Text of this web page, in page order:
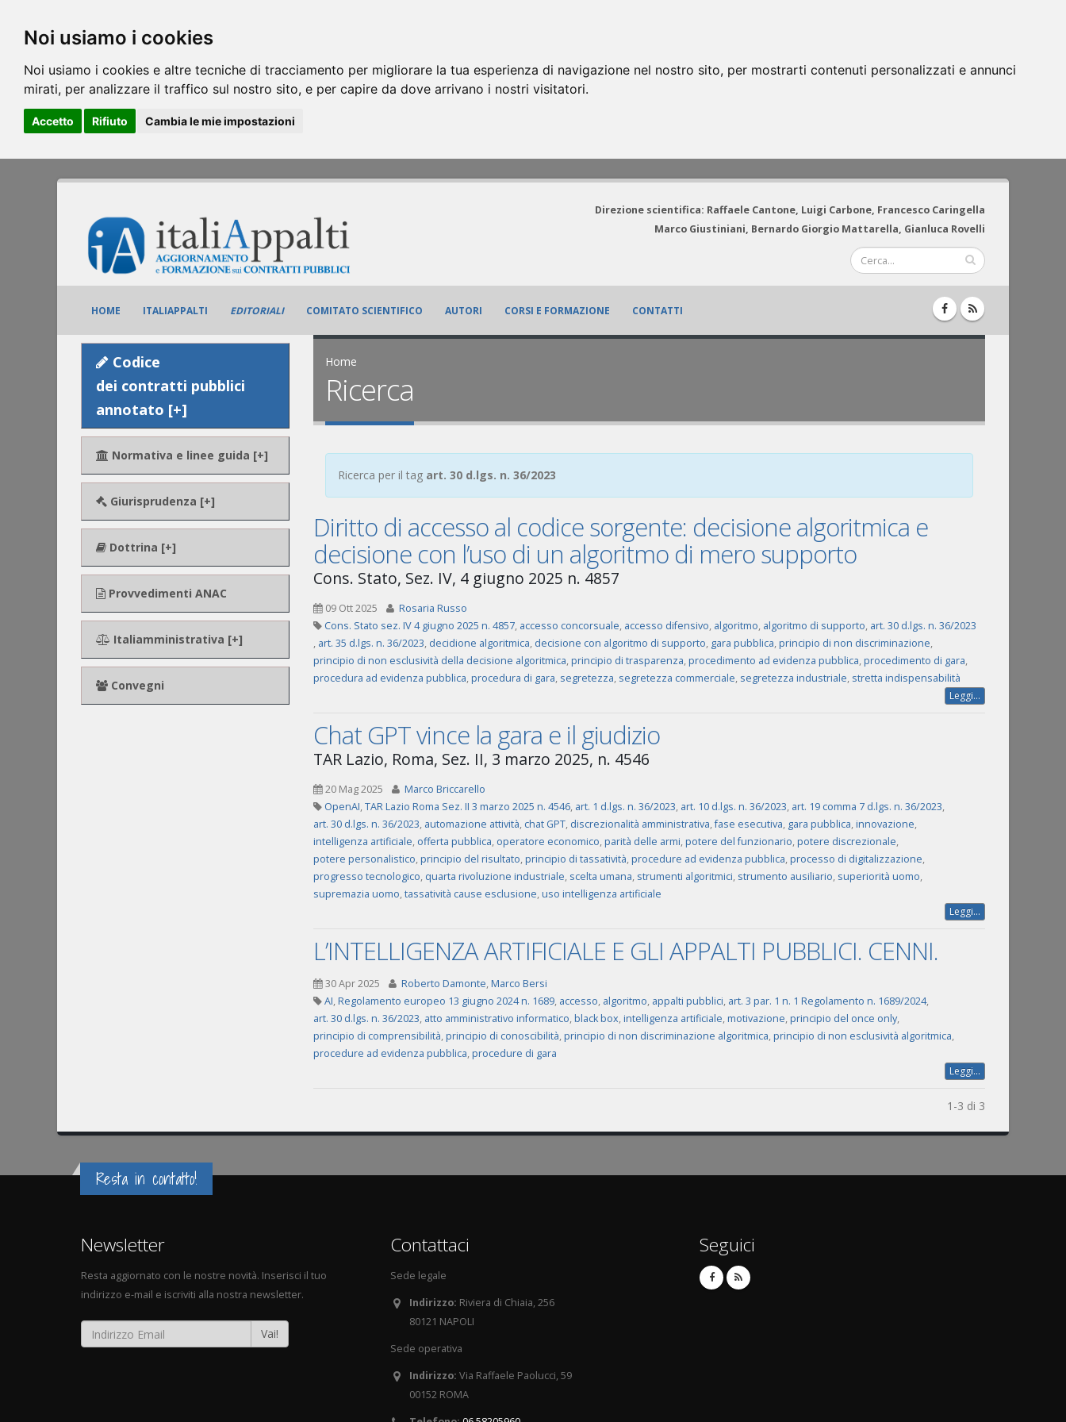
Noi usiamo i cookies
Noi usiamo i cookies e altre tecniche di tracciamento per migliorare la tua esperienza di navigazione nel nostro sito, per mostrarti contenuti personalizzati e annunci
mirati, per analizzare il traffico sul nostro sito, e per capire da dove arrivano i nostri visitatori.
Accetto Rifiuto Cambia le mie impostazioni
Direzione scientifica: Raffaele Cantone, Luigi Carbone, Francesco Caringella
Marco Giustiniani, Bernardo Giorgio Mattarella, Gianluca Rovelli
HOME ITALIAPPALTI EDITORIALI COMITATO SCIENTIFICO AUTORI CORSI E FORMAZIONE CONTATTI
Codice
dei contratti pubblici
annotato [+]
Normativa e linee guida [+]
Giurisprudenza [+]
Dottrina [+]
Provvedimenti ANAC
Italiamministrativa [+]
Convegni
Home
Ricerca
Ricerca per il tag art. 30 d.lgs. n. 36/2023
Diritto di accesso al codice sorgente: decisione algoritmica e
decisione con l’uso di un algoritmo di mero supporto
Cons. Stato, Sez. IV, 4 giugno 2025 n. 4857
09 Ott 2025
Rosaria Russo
Cons. Stato sez. IV 4 giugno 2025 n. 4857, accesso concorsuale, accesso difensivo, algoritmo, algoritmo di supporto, art. 30 d.lgs. n. 36/2023
, art. 35 d.lgs. n. 36/2023, decidione algoritmica, decisione con algoritmo di supporto, gara pubblica,principio di non discriminazione,
principio di non esclusività della decisione algoritmica,principio di trasparenza,procedimento ad evidenza pubblica,procedimento di gara,
procedura ad evidenza pubblica,procedura di gara, segretezza, segretezza commerciale, segretezza industriale, stretta indispensabilità
Leggi...
Chat GPT vince la gara e il giudizio
TAR Lazio, Roma, Sez. II, 3 marzo 2025, n. 4546
20 Mag 2025
Marco Briccarello
OpenAI,TAR Lazio Roma Sez. II 3 marzo 2025 n. 4546, art. 1 d.lgs. n. 36/2023, art. 10 d.lgs. n. 36/2023, art. 19 comma 7 d.lgs. n. 36/2023,
art. 30 d.lgs. n. 36/2023, automazione attività, chat GPT, discrezionalità amministrativa,fase esecutiva, gara pubblica,innovazione,
intelligenza artificiale, offerta pubblica, operatore economico,parità delle armi,potere del funzionario,potere discrezionale,
potere personalistico,principio del risultato,principio di tassatività,procedure ad evidenza pubblica,processo di digitalizzazione,
progresso tecnologico, quarta rivoluzione industriale, scelta umana, strumenti algoritmici, strumento ausiliario, superiorità uomo,
supremazia uomo,tassatività cause esclusione,uso intelligenza artificiale
Leggi...
L’INTELLIGENZA ARTIFICIALE E GLI APPALTI PUBBLICI. CENNI.
30 Apr 2025 Roberto Damonte,Marco Bersi
AI,Regolamento europeo 13 giugno 2024 n. 1689, accesso, algoritmo, appalti pubblici, art. 3 par. 1 n. 1 Regolamento n. 1689/2024,
art. 30 d.lgs. n. 36/2023, atto amministrativo informatico,black box,intelligenza artificiale,motivazione,principio del once only,
principio di comprensibilità,principio di conoscibilità,principio di non discriminazione algoritmica,principio di non esclusività algoritmica,
procedure ad evidenza pubblica,procedure di gara
Leggi...
1-3 di 3
Resta in contatto!
Newsletter
Resta aggiornato con le nostre novità. Inserisci il tuo
indirizzo e-mail e iscriviti alla nostra newsletter.
Vai!
Contattaci
Sede legale
Indirizzo: Riviera di Chiaia, 256
80121 NAPOLI
Sede operativa
Indirizzo: Via Raffaele Paolucci, 59
00152 ROMA
Seguici